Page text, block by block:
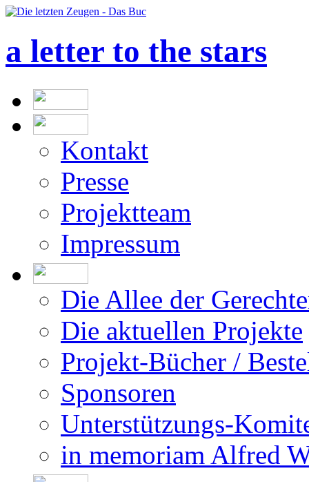
a letter to the stars
Kontakt
Presse
Projektteam
Impressum
Die Allee der
Die aktuellen Projekte
Projekt-Bücher /
Sponsoren
Unterstützungs-
in memoriam Alfred